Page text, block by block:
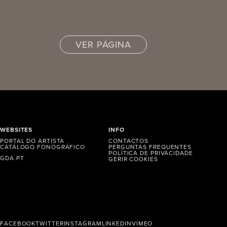
VER PÁGINA
WEBSITES
PORTAL DO ARTISTA
CATÁLOGO FONOGRÁFICO
GDA.PT
INFO
CONTACTOS
PERGUNTAS FREQUENTES
POLÍTICA DE PRIVACIDADE
GERIR COOKIES
FACEBOOKTWITTERINSTAGRAMLINKEDINVIMEO